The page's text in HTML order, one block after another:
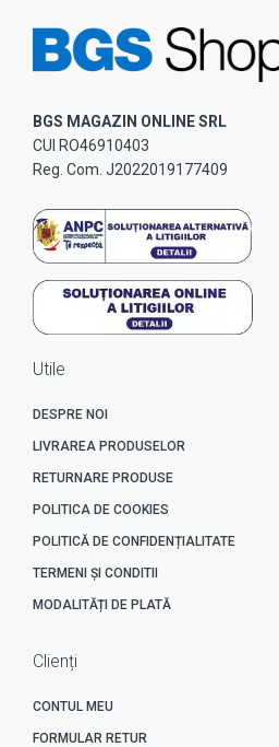
BGS MAGAZIN ONLINE SRL
CUI RO46910403
Reg. Com. J2022019177409
Utile
DESPRE NOI
LIVRAREA PRODUSELOR
RETURNARE PRODUSE
POLITICA DE COOKIES
POLITICĂ DE CONFIDENȚIALITATE
TERMENI ȘI CONDITII
MODALITĂȚI DE PLATĂ
Clienți
CONTUL MEU
FORMULAR RETUR